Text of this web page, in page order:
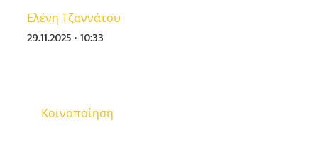
Ελένη Τζαννάτου
29.11.2025 • 10:33
Κοινοποίηση